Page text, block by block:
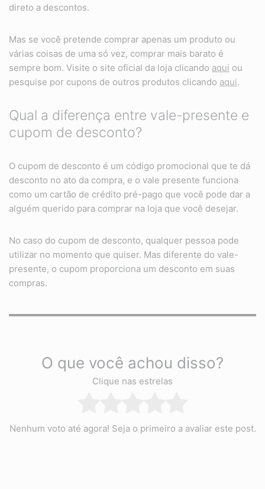
direto a descontos.
Mas se você pretende comprar apenas um produto ou
várias coisas de uma só vez, comprar mais barato é
sempre bom. Visite o site oficial da loja clicando aqui ou
pesquise por cupons de outros produtos clicando aqui.
Qual a diferença entre vale-presente e
cupom de desconto?
O cupom de desconto é um código promocional que te dá
desconto no ato da compra, e o vale presente funciona
como um cartão de crédito pré-pago que você pode dar a
alguém querido para comprar na loja que você desejar.
No caso do cupom de desconto, qualquer pessoa pode
utilizar no momento que quiser. Mas diferente do vale-
presente, o cupom proporciona um desconto em suas
compras.
O que você achou disso?
Clique nas estrelas
Nenhum voto até agora! Seja o primeiro a avaliar este post.